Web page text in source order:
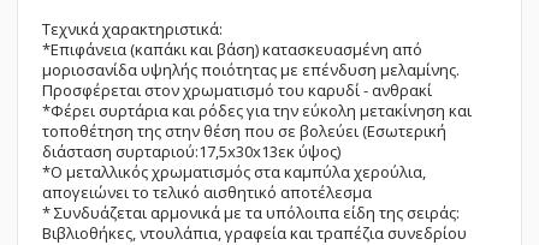
Τεχνικά χαρακτηριστικά:
*Επιφάνεια (καπάκι και βάση) κατασκευασμένη από
μοριοσανίδα υψηλής ποιότητας με επένδυση μελαμίνης.
Προσφέρεται στον χρωματισμό του καρυδί - ανθρακί
*Φέρει συρτάρια και ρόδες για την εύκολη μετακίνηση και
τοποθέτηση της στην θέση που σε βολεύει (Εσωτερική
διάσταση συρταριού:17,5x30x13εκ ύψος)
*Ο μεταλλικός χρωματισμός στα καμπύλα χερούλια,
απογειώνει το τελικό αισθητικό αποτέλεσμα
* Συνδυάζεται αρμονικά με τα υπόλοιπα είδη της σειράς:
Βιβλιοθήκες, ντουλάπια, γραφεία και τραπέζια συνεδρίου